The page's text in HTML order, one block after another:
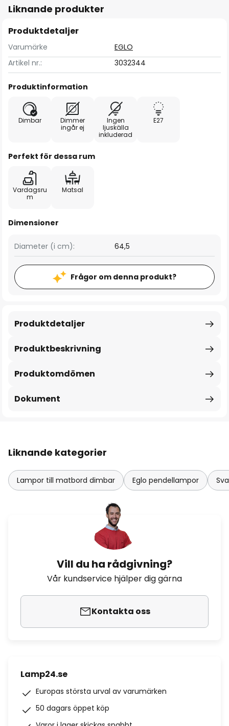
Liknande produkter
Produktdetaljer
Varumärke
EGLO
Artikel nr.:
3032344
Produktinformation
Dimbar
Dimmer
ingår ej
Ingen
ljuskälla
inkluderad
E27
Perfekt för dessa rum
Vardagsru
m
Matsal
Dimensioner
Diameter (i cm): 64,5
Frågor om denna produkt?
Produktbeskrivning
Produktdetaljer
Produktomdömen
Dokument
Liknande kategorier
Lampor till matbord dimbar Eglo pendellampor
Vill du ha rådgivning?
Vår kundservice hjälper dig gärna
Kontakta oss
Lamp24.se
Europas största urval av varumärken
50 dagars öppet köp